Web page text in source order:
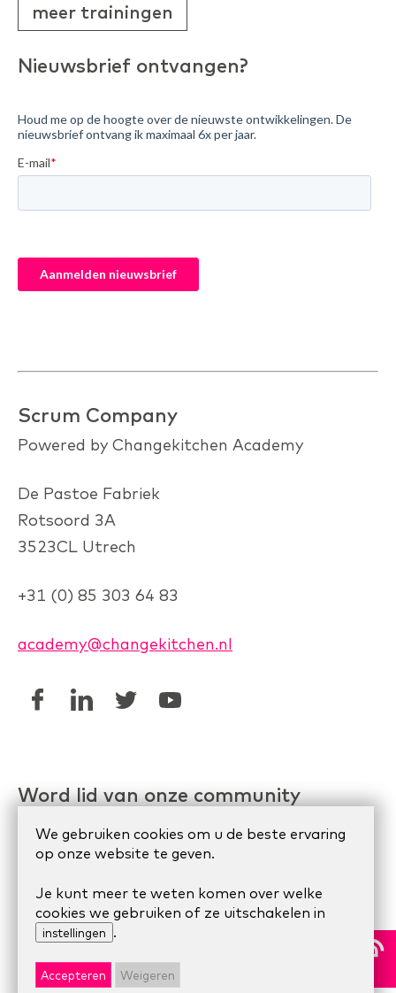
meer trainingen
Nieuwsbrief ontvangen?
Scrum Company
Powered by Changekitchen Academy
De Pastoe Fabriek
Rotsoord 3A
3523CL Utrech
+31 (0) 85 303 64 83
academy@changekitchen.nl
Word lid van onze community
Linkedin AgileHR
Meetup Organize Agile
© 2024 Scrum Company.
We gebruiken cookies om u de beste ervaring
op onze website te geven.
Je kunt meer te weten komen over welke
cookies we gebruiken of ze uitschakelen in
instellingen .
Accepteren Weigeren